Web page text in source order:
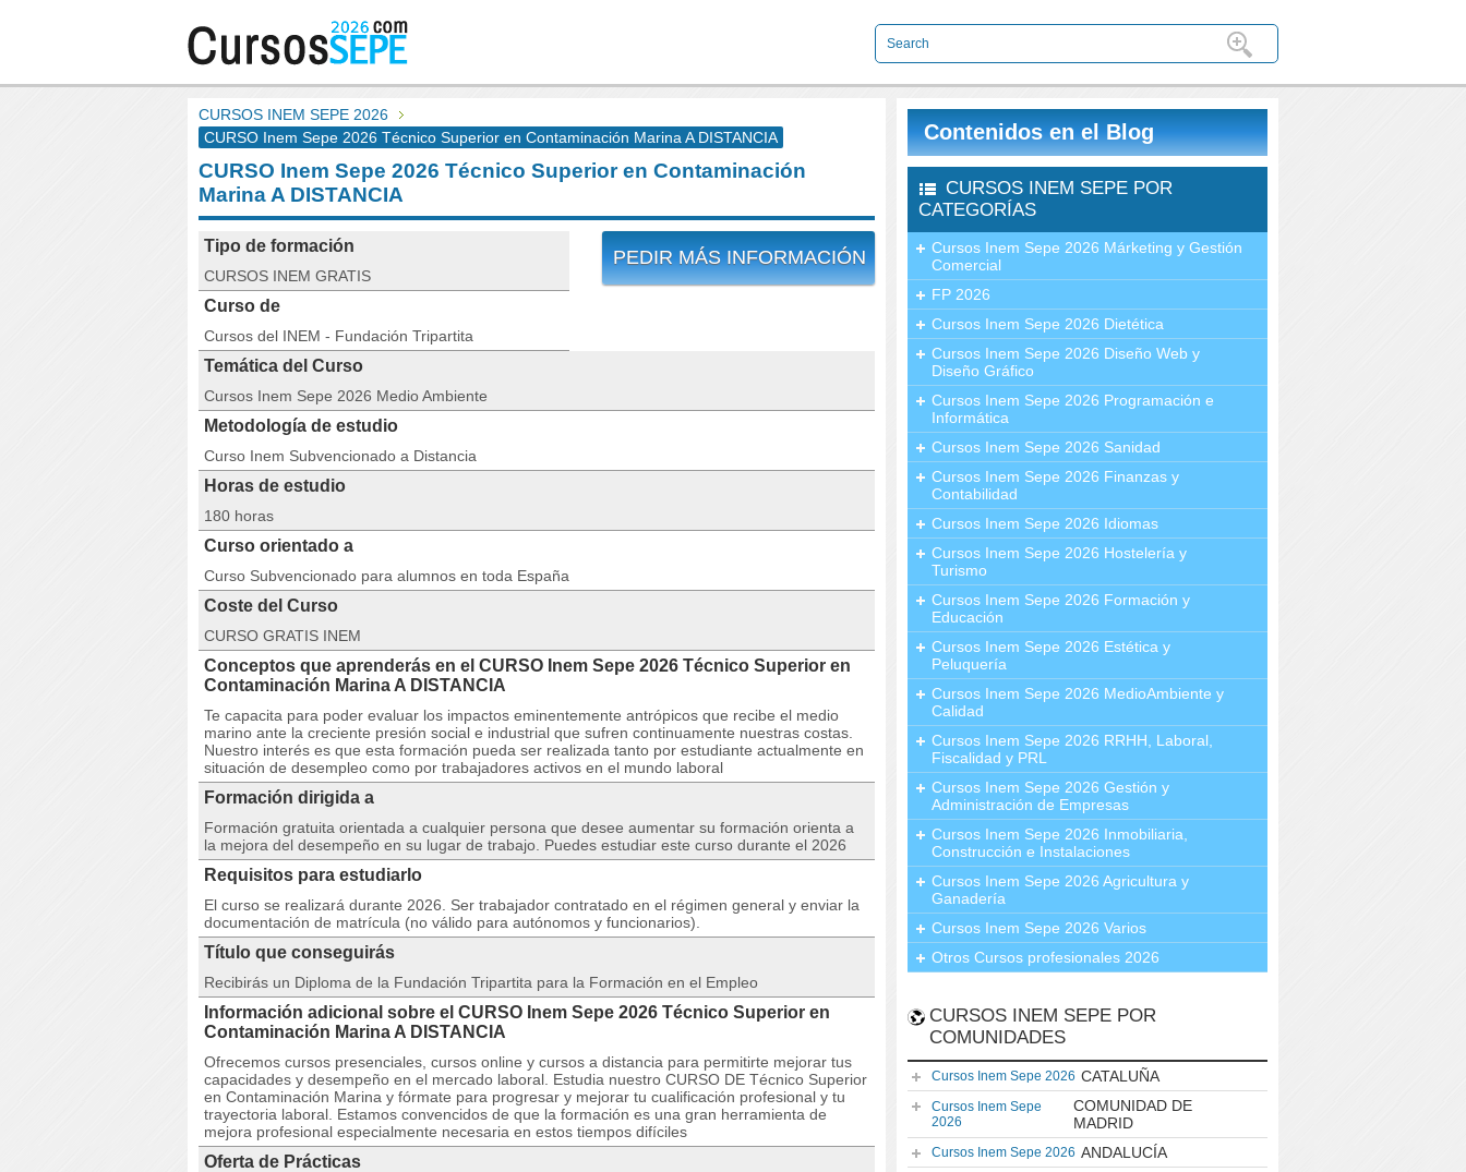
CURSOS INEM SEPE 2026
CURSO Inem Sepe 2026 Técnico Superior en Contaminación Marina A DISTANCIA
CURSO Inem Sepe 2026 Técnico Superior en Contaminación
Marina A DISTANCIA
PEDIR MÁS INFORMACIÓN
Tipo de formación
CURSOS INEM GRATIS
Curso de
Cursos del INEM - Fundación Tripartita
Temática del Curso
Cursos Inem Sepe 2026 Medio Ambiente
Metodología de estudio
Curso Inem Subvencionado a Distancia
Horas de estudio
180 horas
Curso orientado a
Curso Subvencionado para alumnos en toda España
Coste del Curso
CURSO GRATIS INEM
Conceptos que aprenderás en el CURSO Inem Sepe 2026 Técnico Superior en
Contaminación Marina A DISTANCIA
Te capacita para poder evaluar los impactos eminentemente antrópicos que recibe el medio
marino ante la creciente presión social e industrial que sufren continuamente nuestras costas.
Nuestro interés es que esta formación pueda ser realizada tanto por estudiante actualmente en
situación de desempleo como por trabajadores activos en el mundo laboral
Formación dirigida a
Formación gratuita orientada a cualquier persona que desee aumentar su formación orienta a
la mejora del desempeño en su lugar de trabajo. Puedes estudiar este curso durante el 2026
Requisitos para estudiarlo
El curso se realizará durante 2026. Ser trabajador contratado en el régimen general y enviar la
documentación de matrícula (no válido para autónomos y funcionarios).
Título que conseguirás
Recibirás un Diploma de la Fundación Tripartita para la Formación en el Empleo
Información adicional sobre el CURSO Inem Sepe 2026 Técnico Superior en
Contaminación Marina A DISTANCIA
Ofrecemos cursos presenciales, cursos online y cursos a distancia para permitirte mejorar tus
capacidades y desempeño en el mercado laboral. Estudia nuestro CURSO DE Técnico Superior
en Contaminación Marina y fórmate para progresar y mejorar tu cualificación profesional y tu
trayectoria laboral. Estamos convencidos de que la formación es una gran herramienta de
mejora profesional especialmente necesaria en estos tiempos difíciles
Oferta de Prácticas
Contenidos en el Blog
CURSOS INEM SEPE POR
CATEGORÍAS
Cursos Inem Sepe 2026 Márketing y Gestión
Comercial
FP 2026
Cursos Inem Sepe 2026 Dietética
Cursos Inem Sepe 2026 Diseño Web y
Diseño Gráfico
Cursos Inem Sepe 2026 Programación e
Informática
Cursos Inem Sepe 2026 Sanidad
Cursos Inem Sepe 2026 Finanzas y
Contabilidad
Cursos Inem Sepe 2026 Idiomas
Cursos Inem Sepe 2026 Hostelería y
Turismo
Cursos Inem Sepe 2026 Formación y
Educación
Cursos Inem Sepe 2026 Estética y
Peluquería
Cursos Inem Sepe 2026 MedioAmbiente y
Calidad
Cursos Inem Sepe 2026 RRHH, Laboral,
Fiscalidad y PRL
Cursos Inem Sepe 2026 Gestión y
Administración de Empresas
Cursos Inem Sepe 2026 Inmobiliaria,
Construcción e Instalaciones
Cursos Inem Sepe 2026 Agricultura y
Ganadería
Cursos Inem Sepe 2026 Varios
Otros Cursos profesionales 2026
CURSOS INEM SEPE POR
COMUNIDADES
Cursos Inem Sepe 2026 CATALUÑA
Cursos Inem Sepe
2026
COMUNIDAD DE
MADRID
Cursos Inem Sepe 2026 ANDALUCÍA